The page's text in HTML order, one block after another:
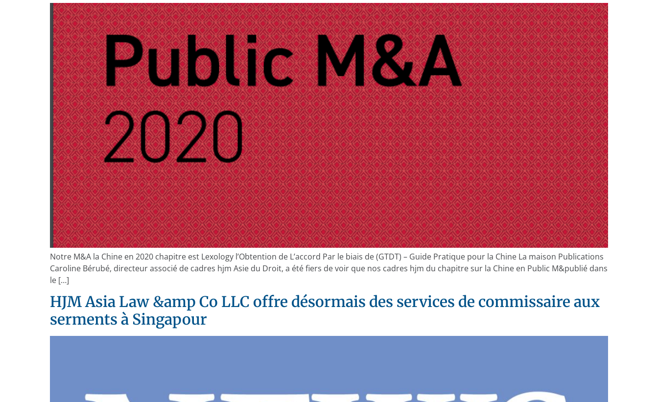
Notre M&A la Chine en 2020 chapitre est Lexology l’Obtention de L’accord Par le biais de (GTDT) – Guide Pratique pour la Chine La maison Publications
Caroline Bérubé, directeur associé de cadres hjm Asie du Droit, a été fiers de voir que nos cadres hjm du chapitre sur la Chine en Public M&publié dans
le […]
HJM Asia Law &amp Co LLC offre désormais des services de commissaire aux
serments à Singapour